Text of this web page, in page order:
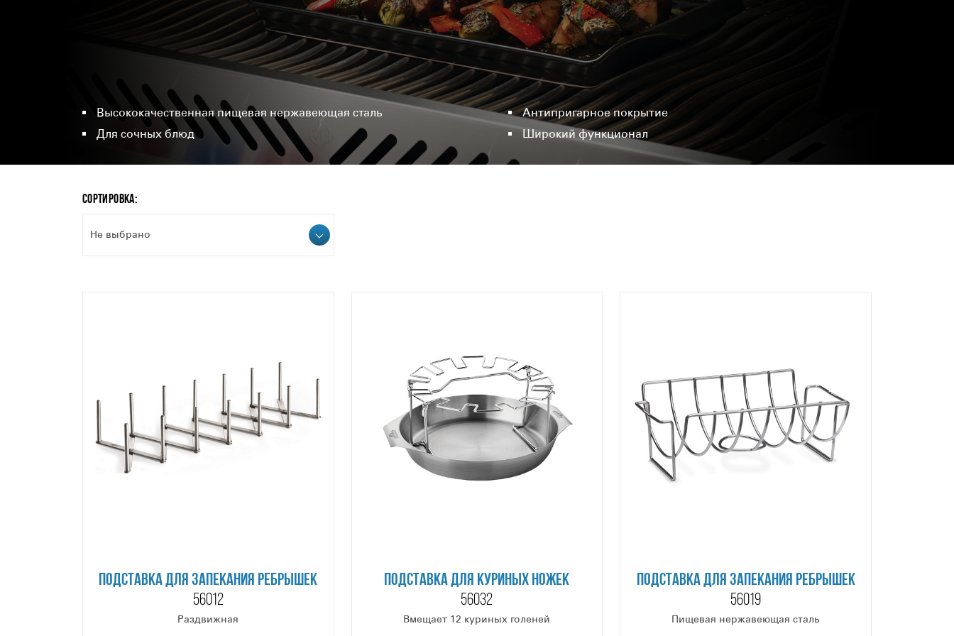
Высококачественная пищевая нержавеющая сталь
Антипригарное покрытие
Для сочных блюд
Широкий функционал
СОРТИРОВКА:
Не выбрано
ПОДСТАВКА ДЛЯ ЗАПЕКАНИЯ РЕБРЫШЕК
56012
Раздвижная
ПОДСТАВКА ДЛЯ КУРИНЫХ НОЖЕК
56032
Вмещает 12 куриных голеней
ПОДСТАВКА ДЛЯ ЗАПЕКАНИЯ РЕБРЫШЕК
56019
Пищевая нержавеющая сталь